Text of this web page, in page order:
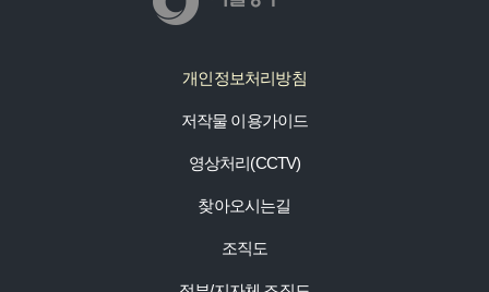
개인정보처리방침
저작물 이용가이드
영상처리(CCTV)
찾아오시는길
조직도